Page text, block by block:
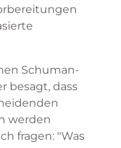
Schuman-
besagt, dass
werden
fragen: "Was